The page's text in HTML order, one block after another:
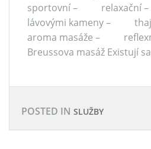
sportovní – relaxační
lávovými kameny –
aroma masáže –
Breussova masáž Existují
POSTED IN SLUŽBY